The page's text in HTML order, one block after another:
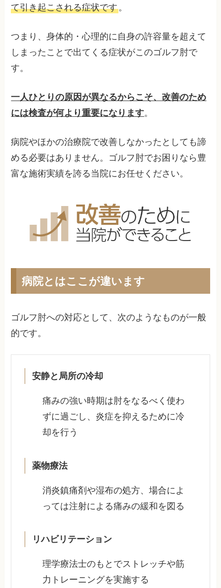
て引き起こされる症状です。
つまり、身体的・心理的に自身の許容量を超えて
しまったことで出てくる症状がこのゴルフ肘で
す。
一人ひとりの原因が異なるからこそ、改善のため
には検査が何より重要になります。
病院やほかの治療院で改善しなかったとしても諦
める必要はありません。ゴルフ肘でお困りなら豊
富な施術実績を誇る当院にお任せください。
病院とはここが違います
ゴルフ肘への対応として、次のようなものが一般
的です。
安静と局所の冷却
痛みの強い時期は肘をなるべく使わ
ずに過ごし、炎症を抑えるために冷
却を行う
薬物療法
消炎鎮痛剤や湿布の処方、場合によ
っては注射による痛みの緩和を図る
リハビリテーション
理学療法士のもとでストレッチや筋
力トレーニングを実施する